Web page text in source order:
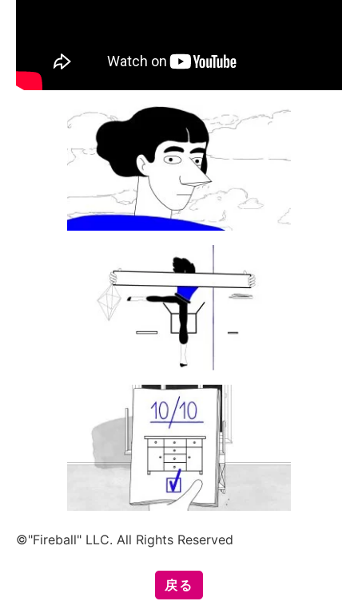
©"Fireball" LLC. All Rights Reserved
戻る